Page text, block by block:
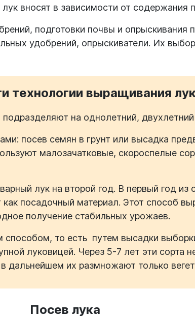
вносят в зависимости от содержания
подготовки почвы и опрыскивания
удобрений, опрыскиватели. Их
технологии выращивания
на однолетний,
посев семян в грунт или высадка
малозачатковые, скороспелые
лук на второй год. В первый год из
посадочный материал. Этот способ
получение стабильных урожаев.
способом, то есть путем высадки
луковицей. Через 5-7 лет эти сорта
их размножают только
Посев лука